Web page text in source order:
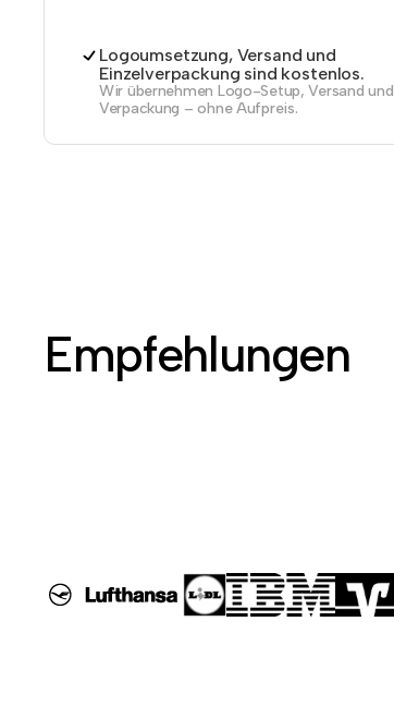
Logoumsetzung, Versand und
Einzelverpackung sind kostenlos.
Wir übernehmen Logo-Setup, Versand und
Verpackung – ohne Aufpreis.
Empfehlungen